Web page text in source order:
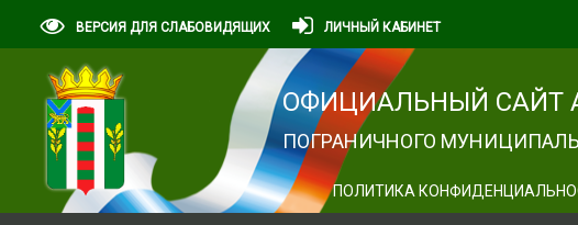
ВЕРСИЯ ДЛЯ СЛАБОВИДЯЩИХ ЛИЧНЫЙ КАБИНЕТ
ОФИЦИАЛЬНЫЙ САЙТ
ПОГРАНИЧНОГО
ПОЛИТИКА